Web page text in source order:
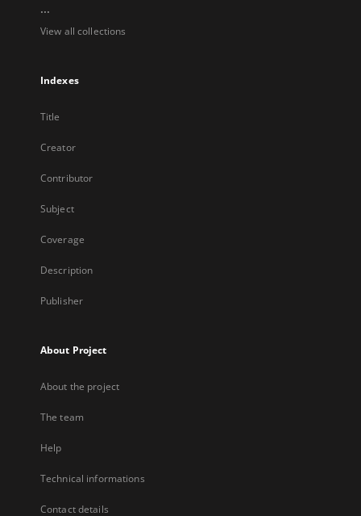
...
View all collections
Indexes
Title
Creator
Contributor
Subject
Coverage
Description
Publisher
About Project
About the project
The team
Help
Technical informations
Contact details